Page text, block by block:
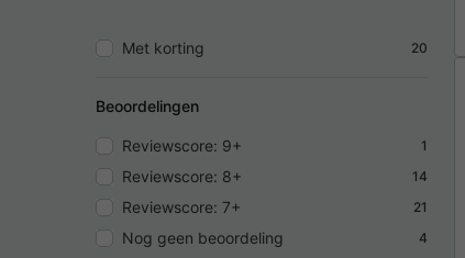
Met korting 20
Beoordelingen
Reviewscore: 9+ 1
Reviewscore: 8+ 14
Reviewscore: 7+ 21
Nog geen beoordeling 4